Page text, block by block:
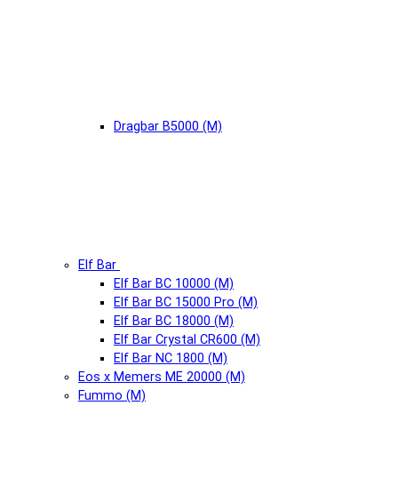
Dragbar B5000 (М)
Elf Bar
Elf Bar BC 10000 (М)
Elf Bar BC 15000 Pro (М)
Elf Bar BC 18000 (М)
Elf Bar Crystal CR600 (М)
Elf Bar NC 1800 (М)
Eos x Memers ME 20000 (М)
Fummo (М)